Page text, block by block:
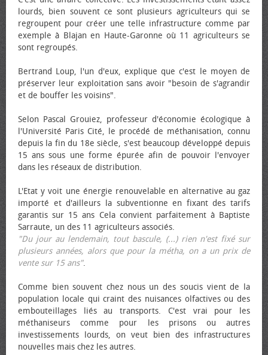
lourds, bien souvent ce sont plusieurs agriculteurs qui se
regroupent pour créer une telle infrastructure comme par
exemple à Blajan en Haute-Garonne où 11 agriculteurs se
sont regroupés.
Bertrand Loup, l'un d'eux, explique que c'est le moyen de
préserver leur exploitation sans avoir "besoin de s'agrandir
et de bouffer les voisins".
Selon Pascal Grouiez, professeur d'économie écologique à
l'Université Paris Cité, le procédé de méthanisation, connu
depuis la fin du 18e siècle, s'est beaucoup développé depuis
15 ans sous une forme épurée afin de pouvoir l'envoyer
dans les réseaux de distribution.
L'Etat y voit une énergie renouvelable en alternative au gaz
importé et d'ailleurs la subventionne en fixant des tarifs
garantis sur 15 ans Cela convient parfaitement à Baptiste
Sarraute, un des 11 agriculteurs associés.
"Du jour au lendemain, tout bascule, (...) rien n'est fixé sur
plusieurs années, alors que pour la métha, on a un prix de
vente sur 15 ans".
Comme bien souvent chez nous un des soucis vient de la
population locale qui craint des nuisances olfactives ou des
embouteillages liés au transports. C'est vrai pour les
méthaniseurs comme pour les prisons ou autres
investissements lourds, on veut bien des infrastructures
nouvelles mais chez les autres.